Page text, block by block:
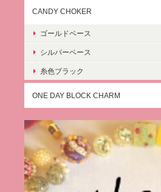
CANDY CHOKER
ゴールドベース
シルバーベース
糸色ブラック
ONE DAY BLOCK CHARM